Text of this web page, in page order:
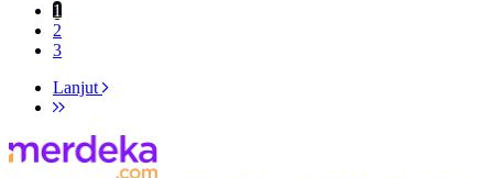
1
2
3
Lanjut